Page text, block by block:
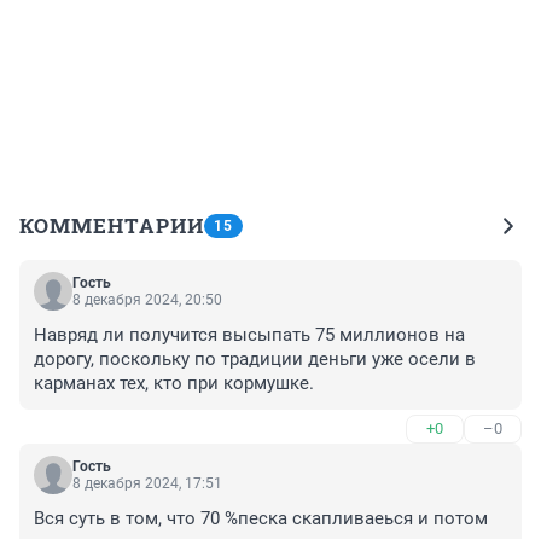
КОММЕНТАРИИ 15
Гость
8 декабря 2024, 20:50
Навряд ли получится высыпать 75 миллионов на
дорогу, поскольку по традиции деньги уже осели в
карманах тех, кто при кормушке.
+0 –0
Гость
8 декабря 2024, 17:51
Вся суть в том, что 70 %песка скапливаеься и потом